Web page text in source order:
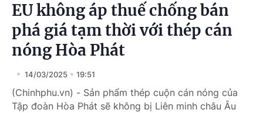
EU không áp thuế chống bán
phá giá tạm thời với thép cán
nóng Hòa Phát
14/03/2025 19:51
(Chinhphu.vn) - Sản phẩm thép cuộn cán nóng của
Tập đoàn Hòa Phát sẽ không bị Liên minh châu Âu